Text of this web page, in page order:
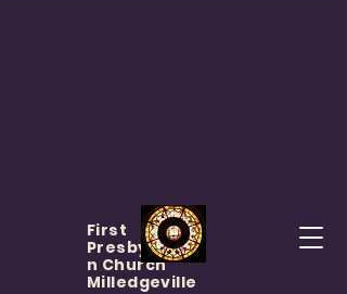
First
Presbyteria
n Church
Milledgeville